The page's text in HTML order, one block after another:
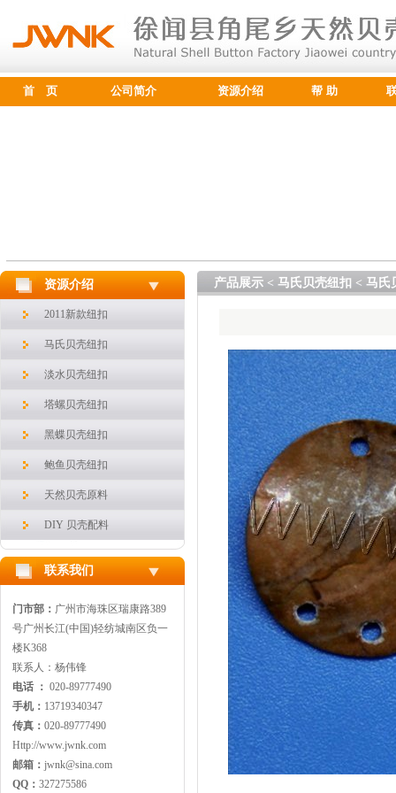
首 页 公司简介 资源介绍 帮 助
资源介绍
2011新款纽扣
马氏贝壳纽扣
淡水贝壳纽扣
塔螺贝壳纽扣
黑蝶贝壳纽扣
鲍鱼贝壳纽扣
天然贝壳原料
DIY 贝壳配料
联系我们
门市部： 广州市海珠区瑞康路389
号广州长江(中国)轻纺城南区负一
楼K368
联系人：杨伟锋
电话 ： 020-89777490
手机： 13719340347
传真： 020-89777490
Http://www.jwnk.com
邮箱： jwnk@sina.com
QQ： 327275586
产品展示 < 马氏贝壳纽扣 < 马氏